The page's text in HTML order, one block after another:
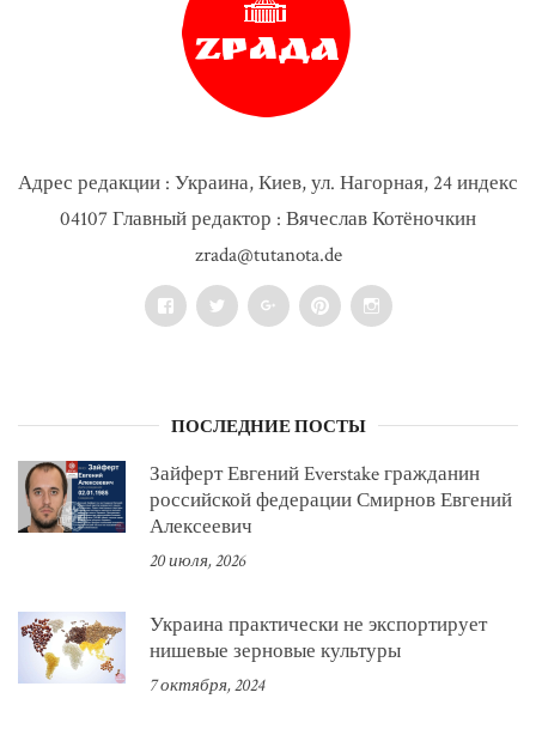
Адрес редакции : Украина, Киев, ул. Нагорная, 24 индекс
04107 Главный редактор : Вячеслав Котёночкин
zrada@tutanota.de
FacebookTwitter Google+PinterestInstagram
ПОСЛЕДНИЕ ПОСТЫ
Зайферт Евгений Everstake гражданин
российской федерации Смирнов Евгений
Алексеевич
20 июля, 2026
Украина практически не экспортирует
нишевые зерновые культуры
7 октября, 2024